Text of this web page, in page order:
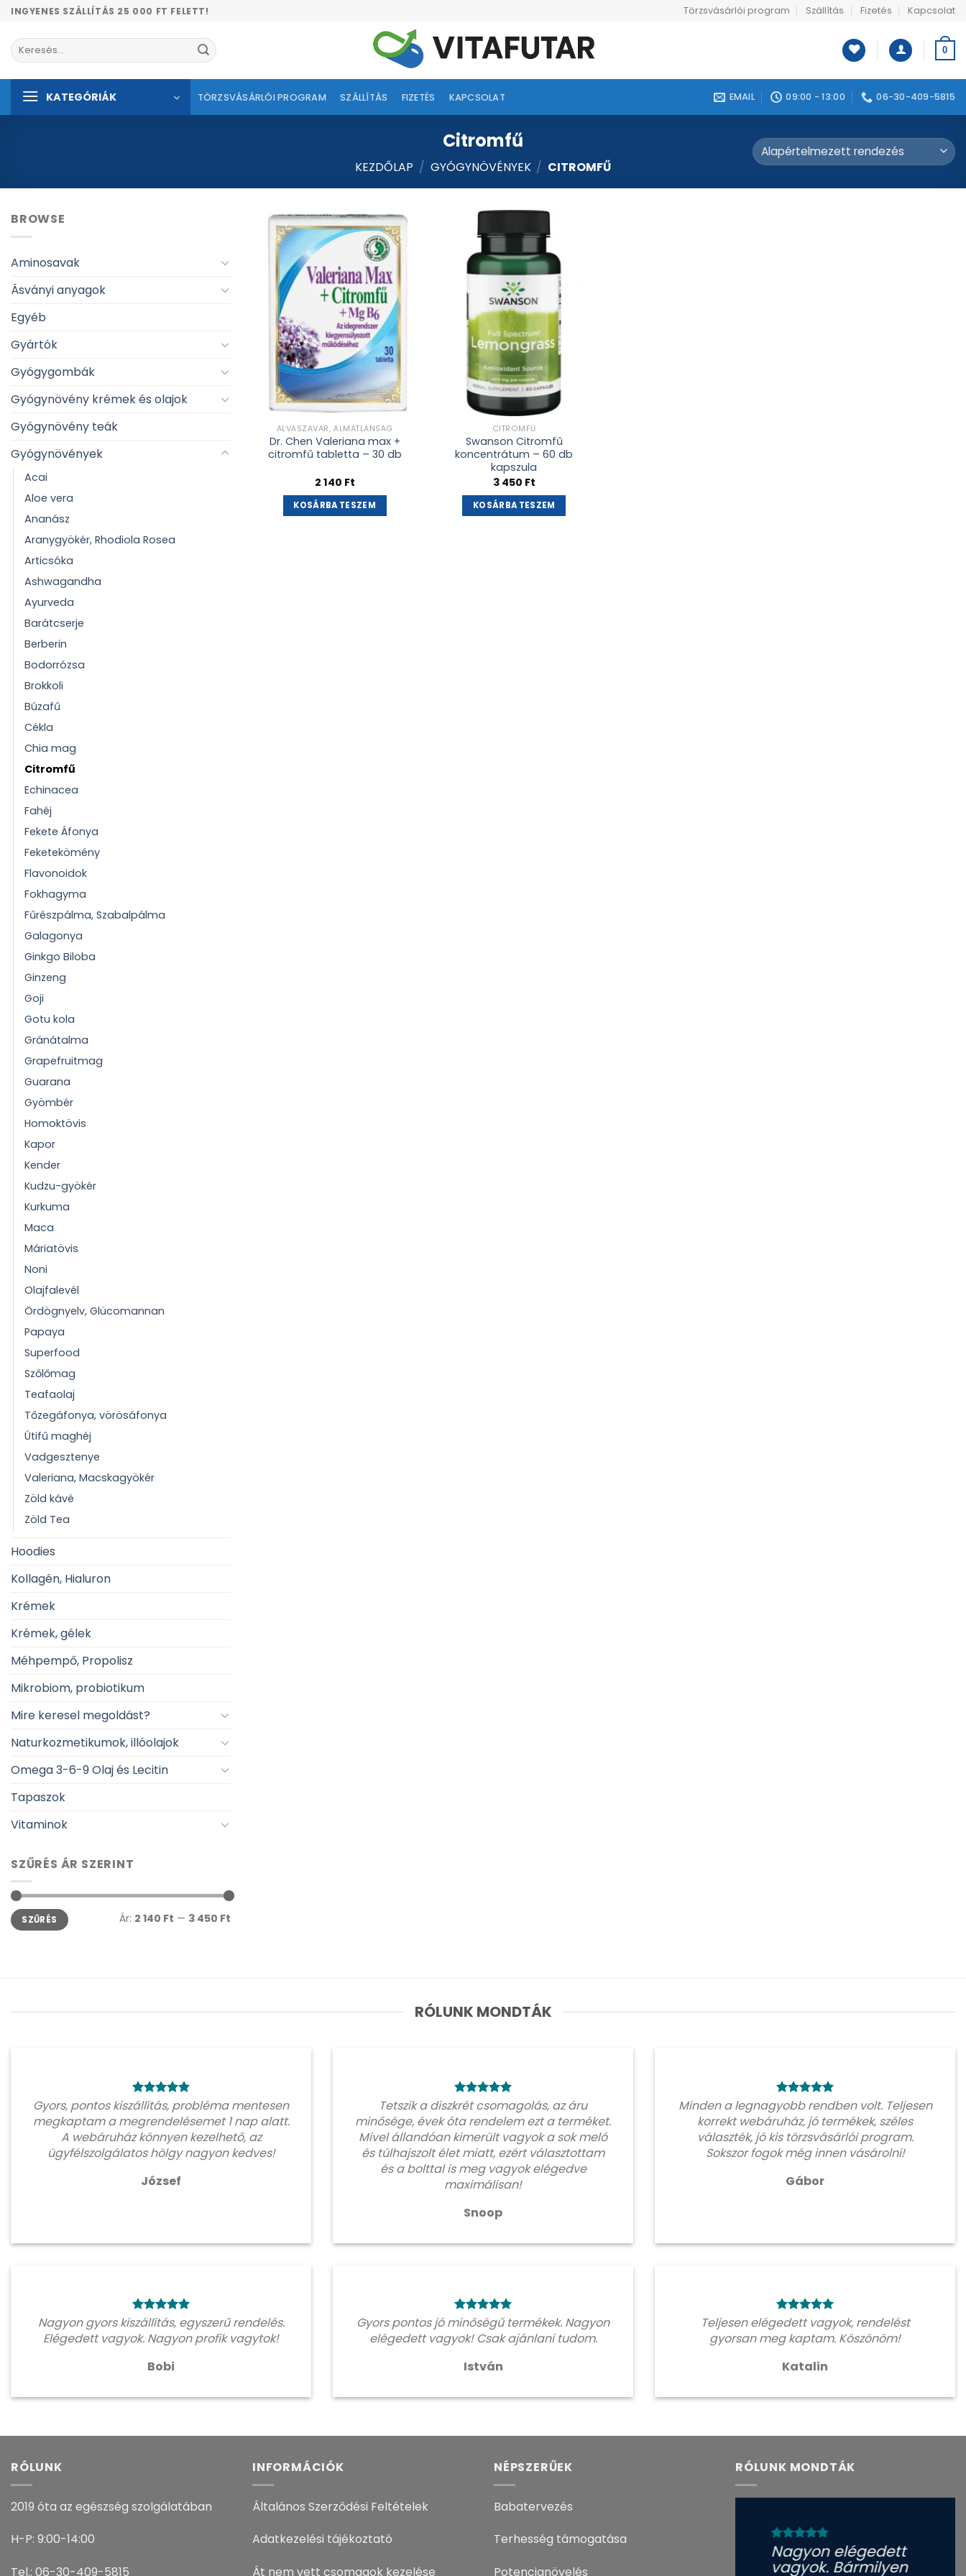
Skip
content
INGYENES SZÁLLÍTÁS 25 000 FT FELETT! Törzsvásárlói program Szállítás Fizetés Kapcsolat
Keresés
a
0
KATEGÓRIÁK TÖRZSVÁSÁRLÓI PROGRAM SZÁLLÍTÁS FIZETÉS KAPCSOLAT EMAIL 09:00 - 13:00 06-30-409-5815
Citromfű
KEZDŐLAP / GYÓGYNÖVÉNYEK / CITROMFŰ
BROWSE
Aminosavak
Ásványi anyagok
Egyéb
Gyártók
Gyógygombák
Gyógynövény krémek és olajok
Gyógynövény teák
Gyógynövények
Acai
Aloe vera
Ananász
Aranygyökér, Rhodiola Rosea
Articsóka
Ashwagandha
Ayurveda
Barátcserje
Berberin
Bodorrózsa
Brokkoli
Búzafű
Cékla
Chia mag
Citromfű
Echinacea
Fahéj
Fekete Áfonya
Feketekömény
Flavonoidok
Fokhagyma
Fűrészpálma, Szabalpálma
Galagonya
Ginkgo Biloba
Ginzeng
Goji
Gotu kola
Gránátalma
Grapefruitmag
Guarana
Gyömbér
Homoktövis
Kapor
Kender
Kudzu-gyökér
Kurkuma
Maca
Máriatövis
Noni
Olajfalevél
Ördögnyelv, Glücomannan
Papaya
Superfood
Szőlőmag
Teafaolaj
Tőzegáfonya, vörösáfonya
Útifű maghéj
Vadgesztenye
Valeriana, Macskagyökér
Zöld kávé
Zöld Tea
Hoodies
Kollagén, Hialuron
Krémek
Krémek, gélek
Méhpempő, Propolisz
Mikrobiom, probiotikum
Mire keresel megoldást?
Naturkozmetikumok, illóolajok
Omega 3-6-9 Olaj és Lecitin
Tapaszok
Vitaminok
SZŰRÉS ÁR SZERINT
Min
ár
Max
ár SZŰRÉS Ár: 2 140 Ft — 3 450 Ft
Kívánságlistához
adás
ALVÁSZAVAR, ÁLMATLANSÁG
Dr. Chen Valeriana max +
citromfű tabletta – 30 db
2 140 Ft
KOSÁRBA TESZEM
Kívánságlistához
adás
CITROMFŰ
Swanson Citromfű
koncentrátum – 60 db
kapszula
3 450 Ft
KOSÁRBA TESZEM
RÓLUNK MONDTÁK
Gyors, pontos kiszállítás, probléma mentesen
megkaptam a megrendelésemet 1 nap alatt.
A webáruház könnyen kezelhető, az
ügyfélszolgálatos hölgy nagyon kedves!
József
Tetszik a diszkrét csomagolás, az áru
minősége, évek óta rendelem ezt a terméket.
Mivel állandóan kimerült vagyok a sok meló
és túlhajszolt élet miatt, ezért választottam
és a bolttal is meg vagyok elégedve
maximálisan!
Snoop
Minden a legnagyobb rendben volt. Teljesen
korrekt webáruház, jó termékek, széles
választék, jó kis törzsvásárlói program.
Sokszor fogok még innen vásárolni!
Gábor
Nagyon gyors kiszállítás, egyszerű rendelés.
Elégedett vagyok. Nagyon profik vagytok!
Bobi
Gyors pontos jó minőségű termékek. Nagyon
elégedett vagyok! Csak ajánlani tudom.
István
Teljesen elégedett vagyok, rendelést
gyorsan meg kaptam. Köszönöm!
Katalin
RÓLUNK
2019 óta az egészség szolgálatában
H-P: 9:00-14:00
Tel.: 06-30-409-5815
INFORMÁCIÓK
Általános Szerződési Feltételek
Adatkezelési tájékoztató
Át nem vett csomagok kezelése
NÉPSZERŰEK
Babatervezés
Terhesség támogatása
Potencianövelés
RÓLUNK MONDTÁK
Nagyon elégedett
vagyok. Bármilyen